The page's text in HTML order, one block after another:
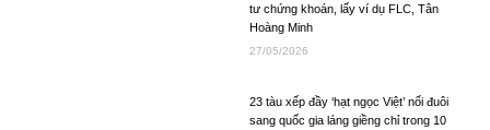
tư chứng khoán, lấy ví dụ FLC, Tân
Hoàng Minh
27/05/2026
23 tàu xếp đầy ‘hạt ngọc Việt’ nối đuôi
sang quốc gia láng giềng chỉ trong 10